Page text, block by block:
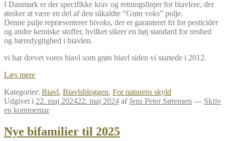
I Danmark er der specifikke krav og retningslinjer for biavlere, der
ønsker at være en del af den såkaldte “Grøn voks” pulje.
Denne pulje repræsenterer bivoks, der er garanteret fri for pesticider
og andre kemiske stoffer, hvilket sikrer en høj standard for renhed
og bæredygtighed i biavlen.
vi har drevet vores biavl som grøn biavl siden vi startede i 2012.
Læs mereGrøn
Kategorier: Biavl, Biavlsbloggen, For naturens skyld
Udgivet i 22. maj 202422. maj 2024 afJens Peter Sørensen — Skriv
en kommentar
Nye bifamilier til 2025